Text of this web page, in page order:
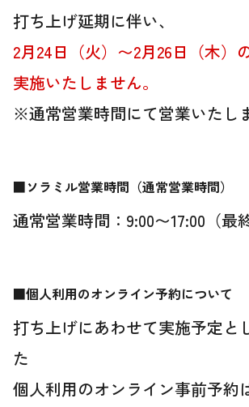
打ち上げ延期に伴い、
2月24日（火）〜2月26日（木）
実施いたしません。
※通常営業時間にて営業いたし
■ソラミル営業時間（通常営業時間）
通常営業時間：9:00〜17:00（最
■個人利用のオンライン予約について
打ち上げにあわせて実施予定と
た
個人利用のオンライン事前予約